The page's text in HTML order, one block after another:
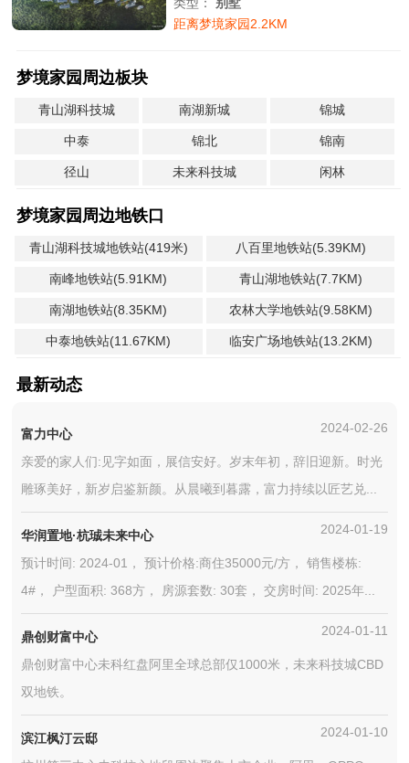
距离梦境家园2.2KM
梦境家园周边板块
青山湖科技城 南湖新城 锦城
中泰 锦北 锦南
径山 未来科技城 闲林
梦境家园周边地铁口
青山湖科技城地铁站(419米) 八百里地铁站(5.39KM)
南峰地铁站(5.91KM) 青山湖地铁站(7.7KM)
南湖地铁站(8.35KM) 农林大学地铁站(9.58KM)
中泰地铁站(11.67KM) 临安广场地铁站(13.2KM)
最新动态
富力中心 2024-02-26
亲爱的家人们:见字如面，展信安好。岁末年初，辞旧迎新。时光
雕琢美好，新岁启鉴新颜。从晨曦到暮露，富力持续以匠艺兑...
华润置地·杭珹未来中心 2024-01-19
预计时间: 2024-01， 预计价格:商住35000元/方， 销售楼栋:
4#， 户型面积: 368方， 房源套数: 30套， 交房时间: 2025年...
鼎创财富中心 2024-01-11
鼎创财富中心未科红盘阿里全球总部仅1000米，未来科技城CBD
双地铁。
滨江枫汀云邸 2024-01-10